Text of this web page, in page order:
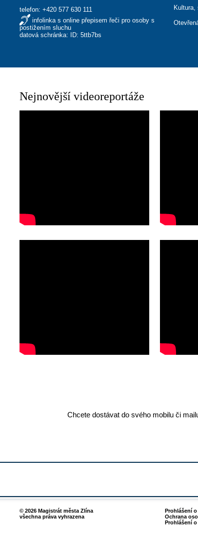
telefon:+420 577 630 111
infolinka s online přepisem řeči pro osoby s
postižením sluchu
datová schránka: ID: 5ttb7bs
Kultura,
Nejnovější videoreportáže
Chcete dostávat do svého mobilu či
© 2026 Magistrát města Zlína
všechna práva vyhrazena
Prohlášení
Ochrana
Prohlášení